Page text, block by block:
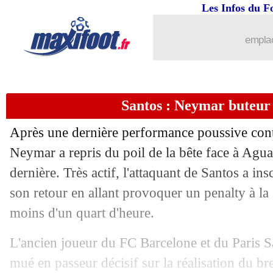
Les Infos du
Santos : Neymar buteur
Après une dernière performance poussive
Neymar a repris du poil de la bête face à
dernière. Très actif, l'attaquant de Santos a
son retour en allant provoquer un penalty à
moins d'un quart d'heure.
L'ancien joueur du FC Barcelone et du Paris
mué en passeur décisif sur la réalisation du
: Guardiola pessimiste
17/02 Lyon: Fonseca admiratif du leader
: Nico Gonzalez, mini-
17/02 L1: Lacazette dans le TOP 20 des
17/02 Lyon: Riolo dévoile qui est le vrai
17/02 Man City : Guardiola voit grand pour
17/02 Man Utd: 12 défaites, la stat qui fait